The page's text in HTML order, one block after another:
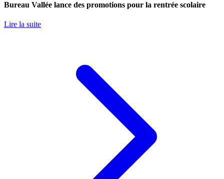
Bureau Vallée lance des promotions pour la rentrée scolaire
Lire la suite